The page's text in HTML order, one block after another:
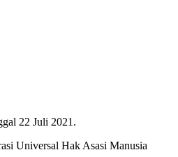
22 Juli 2021.
Universal Hak Asasi Manusia